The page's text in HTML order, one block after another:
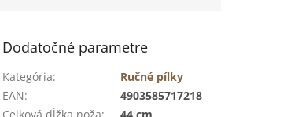
Dodatočné parametre
Kategória:
Ručné pílky
EAN:
4903585717218